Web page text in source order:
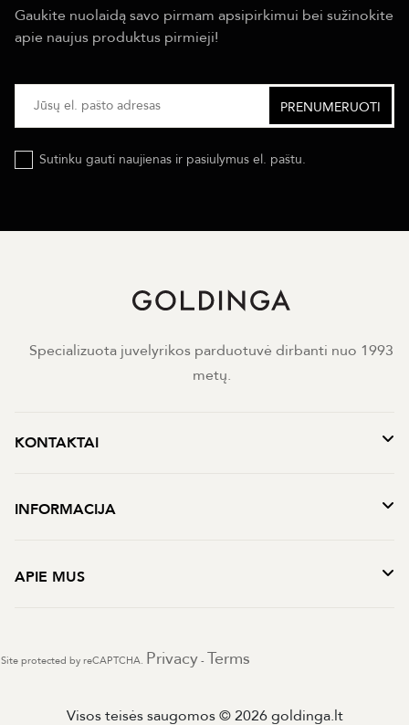
Gaukite nuolaidą savo pirmam apsipirkimui bei sužinokite
apie naujus produktus pirmieji!
Sutinku gauti naujienas ir pasiulymus el. paštu.
Specializuota juvelyrikos parduotuvė dirbanti nuo 1993
metų.
KONTAKTAI
INFORMACIJA
APIE MUS
Site protected by reCAPTCHA. Privacy - Terms
Visos teisės saugomos © 2026 goldinga.lt